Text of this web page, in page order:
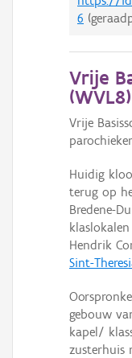
6
Vrije
Vrije
Huidig
terug op
Bredene-
Hendrik
Sint-
gebouw
kapel/
zusterhuis